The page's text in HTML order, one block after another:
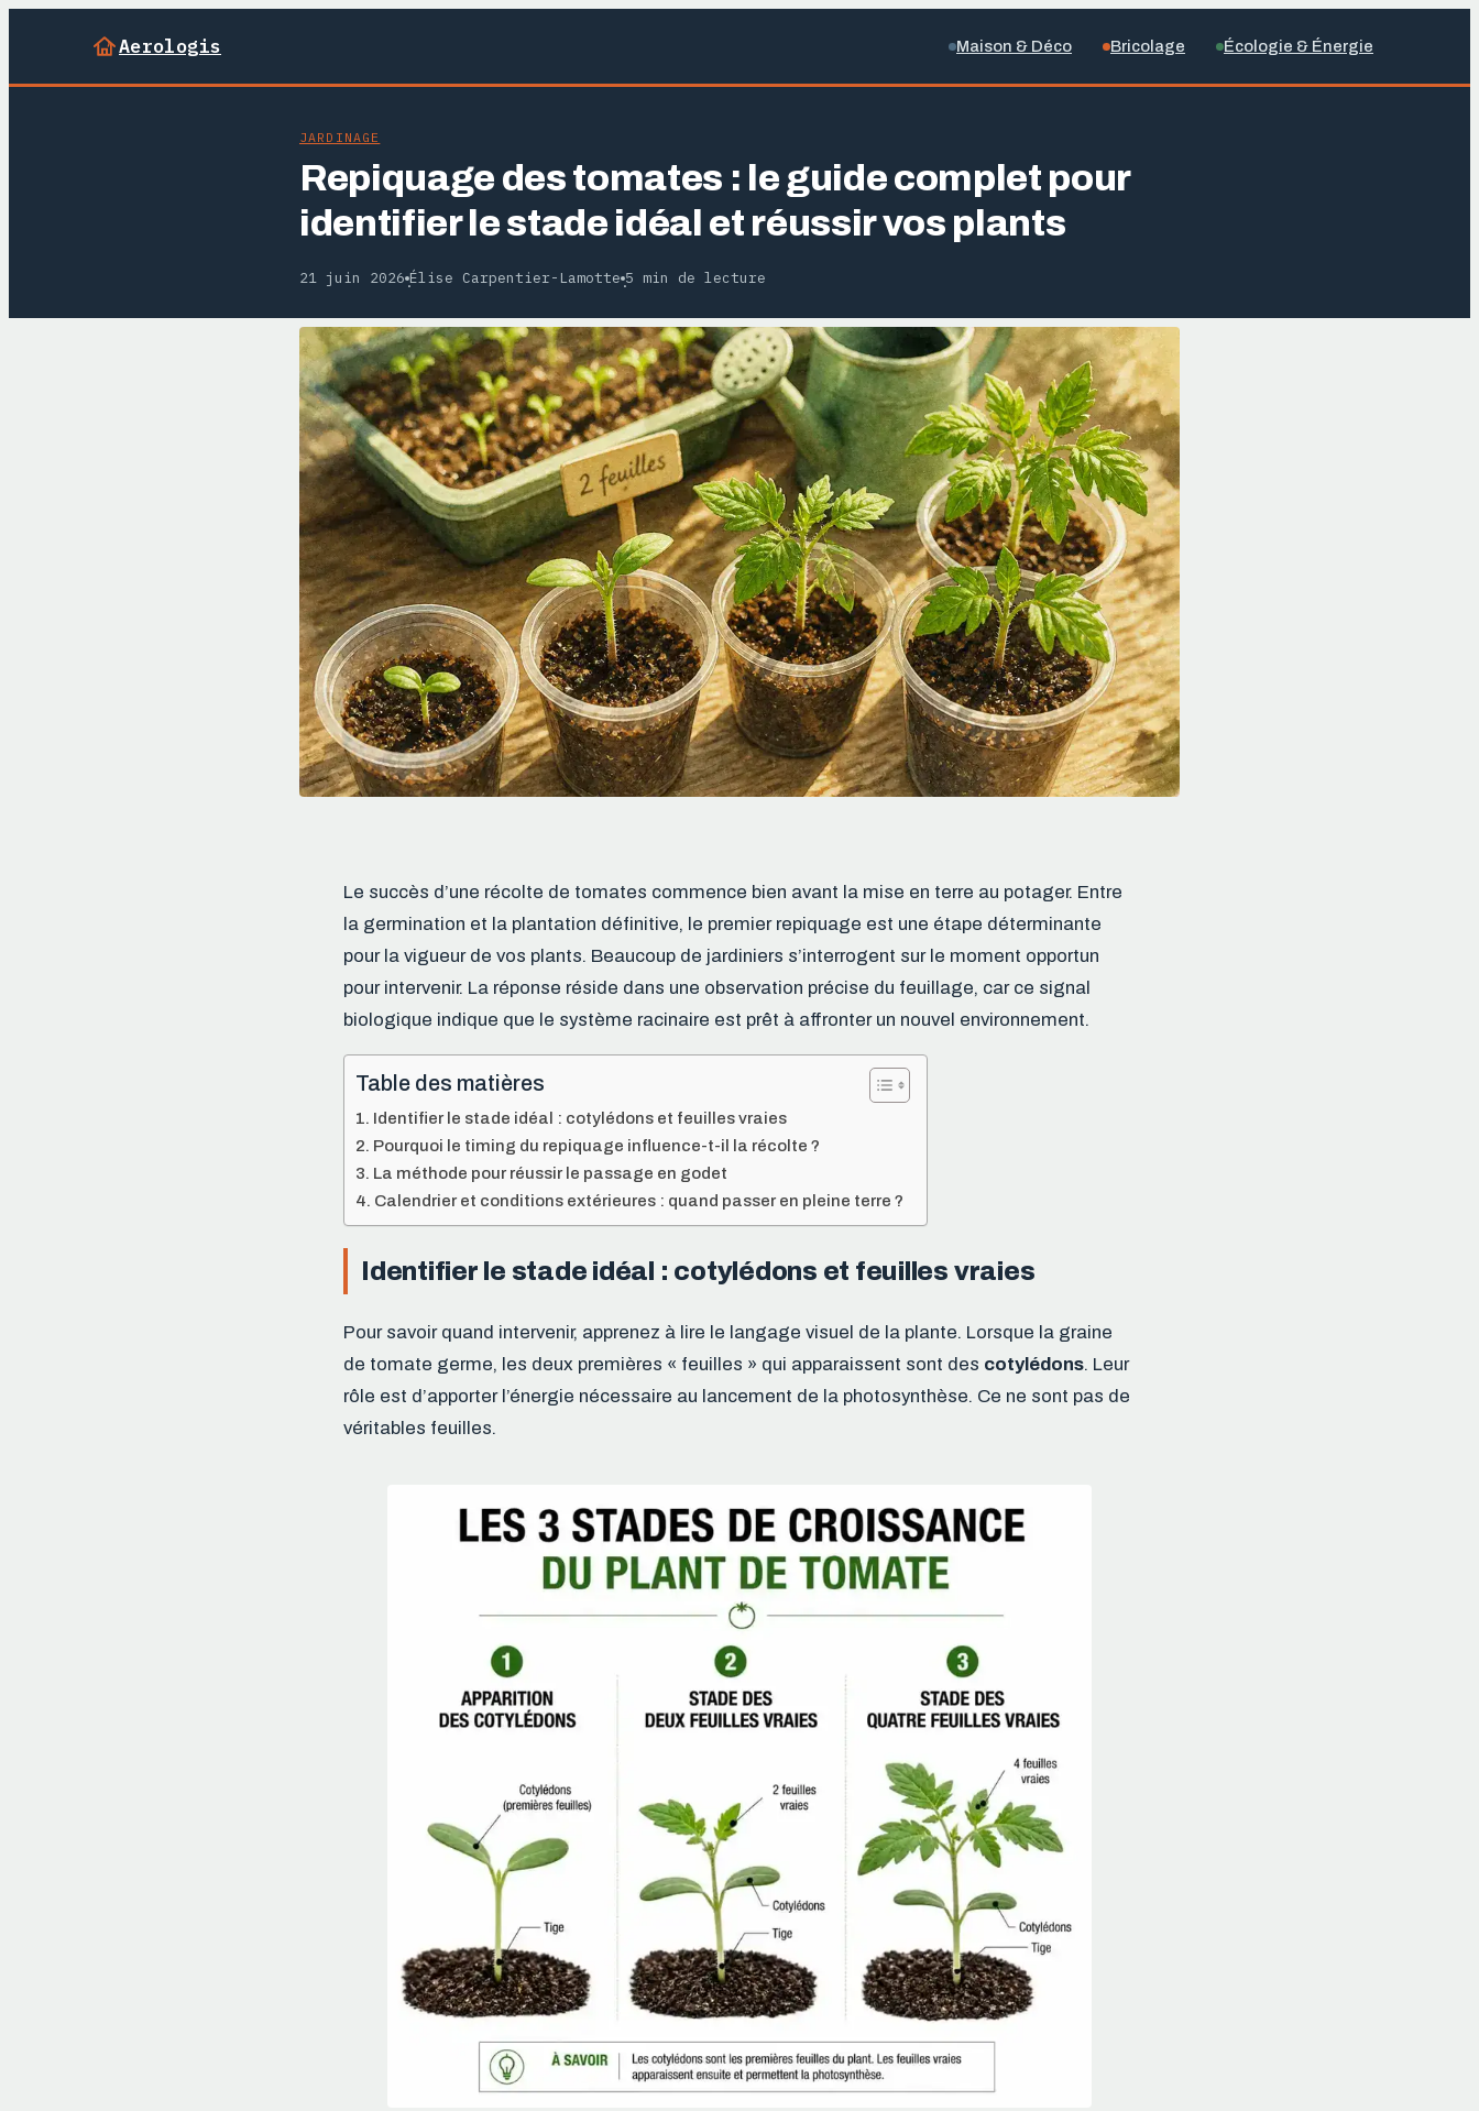
Aerologis Maison & Déco Bricolage Écologie & Énergie
JARDINAGE
Repiquage des tomates : le guide complet pour
identifier le stade idéal et réussir vos plants
21 juin 2026·Élise Carpentier-Lamotte·5 min de lecture
Le succès d’une récolte de tomates commence bien avant la mise en terre au potager. Entre
la germination et la plantation définitive, le premier repiquage est une étape déterminante
pour la vigueur de vos plants. Beaucoup de jardiniers s’interrogent sur le moment opportun
pour intervenir. La réponse réside dans une observation précise du feuillage, car ce signal
biologique indique que le système racinaire est prêt à affronter un nouvel environnement.
Table des matières
Identifier le stade idéal : cotylédons et feuilles vraies
Pourquoi le timing du repiquage influence-t-il la récolte ?
La méthode pour réussir le passage en godet
Calendrier et conditions extérieures : quand passer en pleine terre ?
Identifier le stade idéal : cotylédons et feuilles vraies
Pour savoir quand intervenir, apprenez à lire le langage visuel de la plante. Lorsque la graine
de tomate germe, les deux premières « feuilles » qui apparaissent sont des cotylédons. Leur
rôle est d’apporter l’énergie nécessaire au lancement de la photosynthèse. Ce ne sont pas de
véritables feuilles.